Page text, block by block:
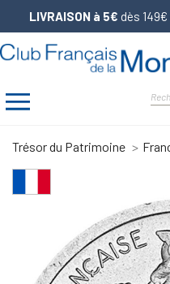
LIVRAISON à 5€ dès 149€
Trésor du Patrimoine